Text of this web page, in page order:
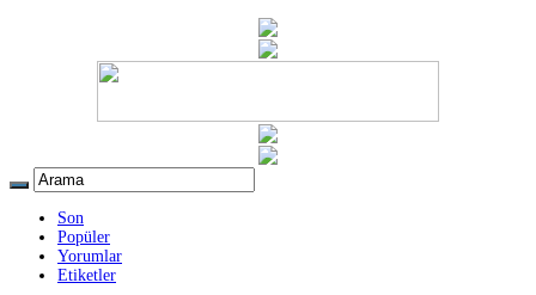
Son
Popüler
Yorumlar
Etiketler